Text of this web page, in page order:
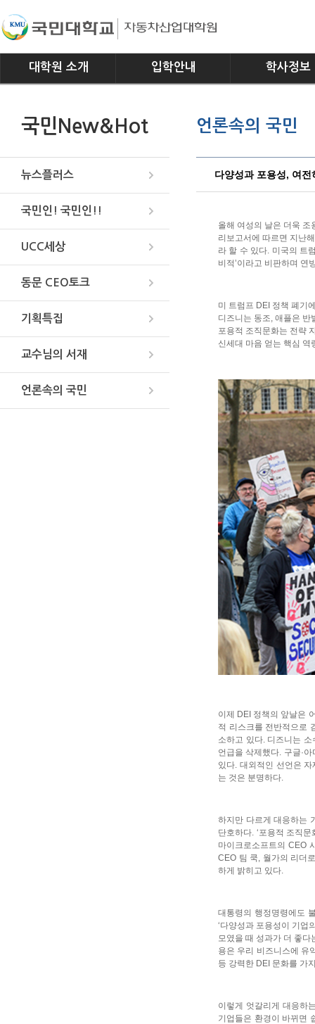
대학원 소개
연혁
입학안내 학사정보
교과과정
국민New&Hot
뉴스플러스
국민인! 국민인!!
UCC세상
동문 CEO토크
기획특집
교수님의 서재
언론속의 국민
언론속의 국민
다양성과 포용성, 여
올해 여성의 날은 더욱
리보고서에 따르면 지난
라 할 수 있다. 미국의 트
비적’이라고 비판하며 연
미 트럼프 DEI 정책 폐기
디즈니는 동조, 애플은 반
포용적 조직문화는 전략
신세대 마음 얻는 핵심 역
이제 DEI 정책의 앞날은
적 리스크를 전반적으로
소하고 있다. 디즈니는
언급을 삭제했다. 구글·
있다. 대외적인 선언은
는 것은 분명하다.
하지만 다르게 대응하는
단호하다. ‘포용적 조직
마이크로소프트의 CEO
CEO 팀 쿡, 월가의 리더
하게 밝히고 있다.
대통령의 행정명령에도
‘다양성과 포용성이 기업
모였을 때 성과가 더 좋다
용은 우리 비즈니스에 유
등 강력한 DEI 문화를 가
이렇게 엇갈리게 대응하
기업들은 환경이 바뀌면